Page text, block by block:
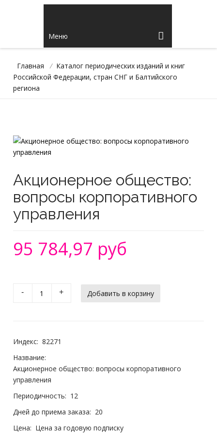
Меню
Главная / Каталог периодических изданий и книг
Российской Федерации, стран СНГ и Балтийского
региона
Акционерное общество:
вопросы корпоративного
управления
95 784,97 руб
- +
Индекс: 82271
Название:
Акционерное общество: вопросы корпоративного
управления
Периодичность: 12
Дней до приема заказа: 20
Цена: Цена за годовую подписку